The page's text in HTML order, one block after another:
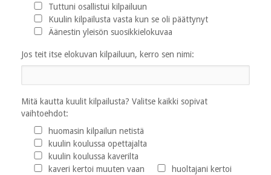
Tuttuni osallistui kilpailuun
Kuulin kilpailusta vasta kun se oli päättynyt
Äänestin yleisön suosikkielokuvaa
Jos teit itse elokuvan kilpailuun, kerro sen nimi:
Mitä kautta kuulit kilpailusta? Valitse kaikki sopivat
vaihtoehdot:
huomasin kilpailun netistä
kuulin koulussa opettajalta
kuulin koulussa kaverilta
kaveri kertoi muuten vaan
huoltajani kertoi